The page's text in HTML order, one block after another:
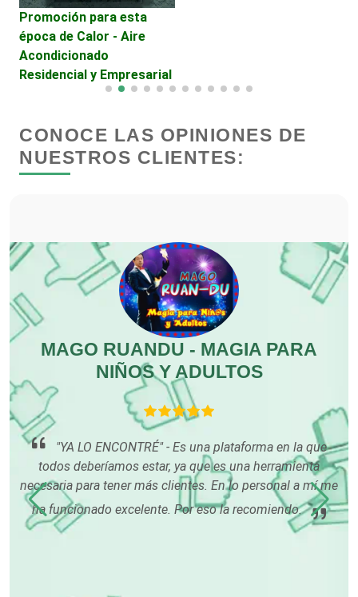
Clínicas de Belleza
Clínicas de Rehabilitación
Clínicas y Hospitales
Cocinas Integrales
Combustibles y Lubricantes
Compresores de aire
Computadoras
Conferencias Empresariales
Construcciones en General
Promoción para esta
época de Calor - Aire
Acondicionado
Residencial y Empresarial
CONOCE LAS OPINIONES DE
NUESTROS CLIENTES:
MAGO RUANDU - MAGIA PARA
NIÑOS Y ADULTOS
"YA LO ENCONTRÉ" - Es una plataforma en la que
todos deberíamos estar, ya que es una herramienta
necesaria para tener más clientes. En lo personal a mí me
ha funcionado excelente. Por eso la recomiendo.